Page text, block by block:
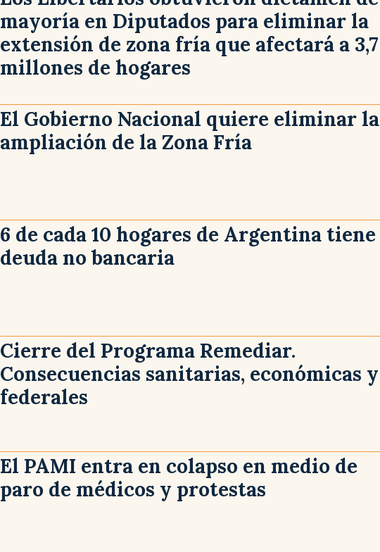
mayoría en Diputados para eliminar la
extensión de zona fría que afectará a 3,7
millones de hogares
El Gobierno Nacional quiere eliminar la
ampliación de la Zona Fría
6 de cada 10 hogares de Argentina tiene
deuda no bancaria
Cierre del Programa Remediar.
Consecuencias sanitarias, económicas y
federales
El PAMI entra en colapso en medio de
paro de médicos y protestas